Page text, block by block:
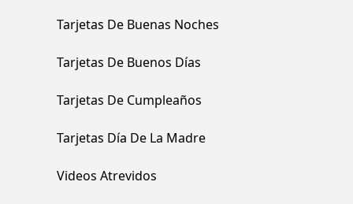
Tarjetas De Buenas Noches
Tarjetas De Buenos Días
Tarjetas De Cumpleaños
Tarjetas Día De La Madre
Videos Atrevidos